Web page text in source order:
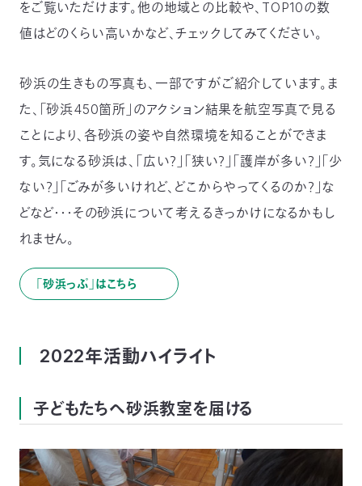
をご覧いただけます。他の地域との比較や、TOP10の数
値はどのくらい高いかなど、チェックしてみてください。
砂浜の生きもの写真も、一部ですがご紹介しています。ま
た、「砂浜450箇所」のアクション結果を航空写真で見る
ことにより、各砂浜の姿や自然環境を知ることができま
す。気になる砂浜は、「広い？」「狭い？」「護岸が多い？」「少
ない？」「ごみが多いけれど、どこからやってくるのか？」な
どなど・・・その砂浜について考えるきっかけになるかもし
れません。
「砂浜っぷ」はこちら
2022年活動ハイライト
子どもたちへ砂浜教室を届ける